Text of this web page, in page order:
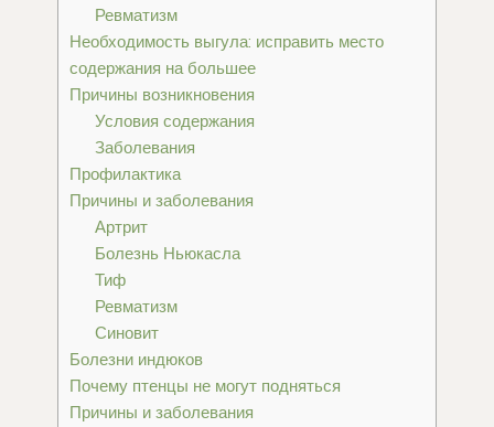
Ревматизм
Необходимость выгула: исправить место
содержания на большее
Причины возникновения
Условия содержания
Заболевания
Профилактика
Причины и заболевания
Артрит
Болезнь Ньюкасла
Тиф
Ревматизм
Синовит
Болезни индюков
Почему птенцы не могут подняться
Причины и заболевания